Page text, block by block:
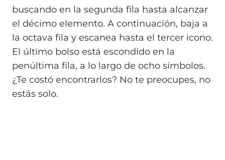
buscando en la segunda fila hasta alcanzar
el décimo elemento. A continuación, baja a
la octava fila y escanea hasta el tercer icono.
El último bolso está escondido en la
penúltima fila, a lo largo de ocho símbolos.
¿Te costó encontrarlos? No te preocupes, no
estás solo.